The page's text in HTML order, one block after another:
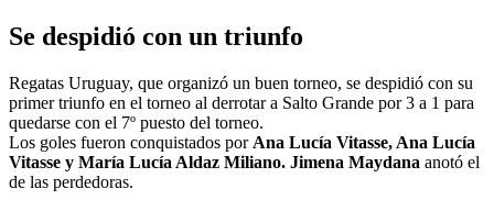
Se despidió con un triunfo
Regatas Uruguay, que organizó un buen torneo, se despidió con su
primer triunfo en el torneo al derrotar a Salto Grande por 3 a 1 para
quedarse con el 7º puesto del torneo.
Los goles fueron conquistados por Ana Lucía Vitasse, Ana Lucía
Vitasse y María Lucía Aldaz Miliano. Jimena Maydana anotó el
de las perdedoras.